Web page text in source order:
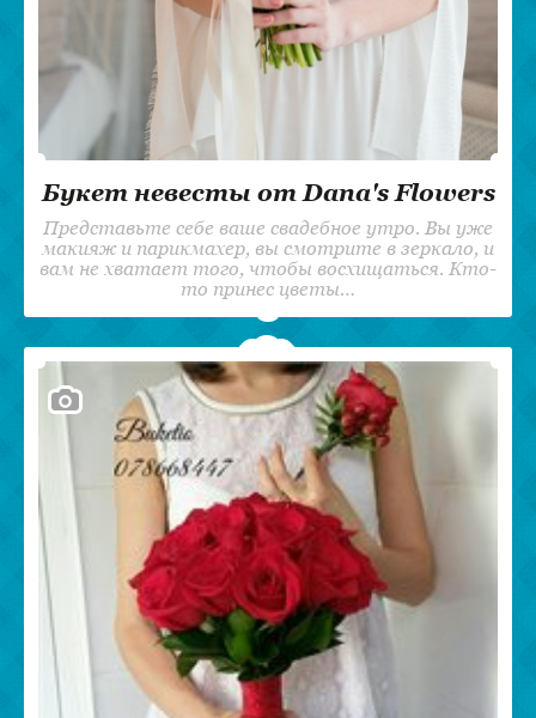
Букет невесты от Dana's Flowers
Представьте себе ваше свадебное утро. Вы уже
макияж и парикмахер, вы смотрите в зеркало, и
вам не хватает того, чтобы восхищаться. Кто-
то принес цветы…